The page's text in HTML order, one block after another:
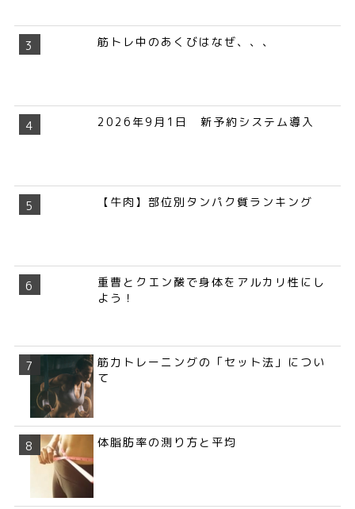
筋トレ中のあくびはなぜ、、、
2026年9月1日 新予約システム導入
【牛肉】部位別タンパク質ランキング
重曹とクエン酸で身体をアルカリ性にし
よう！
筋力トレーニングの「セット法」につい
て
体脂肪率の測り方と平均